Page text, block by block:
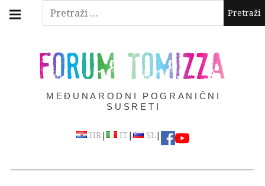
Pretraži:
Skip
FORUM TOMIZZA
MEĐUNARODNI POGRANIČNI
SUSRETI
HR| IT | SL|
navigation